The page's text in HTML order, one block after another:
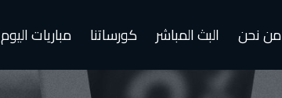
من نحن البث المباشر كورساتنا مباريات اليوم